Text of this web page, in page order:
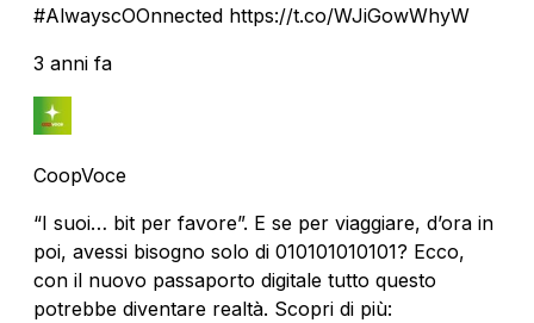
#AlwayscOOnnected https://t.co/WJiGowWhyW
3 anni fa
CoopVoce
“I suoi… bit per favore”. E se per viaggiare, d’ora in
poi, avessi bisogno solo di 010101010101? Ecco,
con il nuovo passaporto digitale tutto questo
potrebbe diventare realtà. Scopri di più: